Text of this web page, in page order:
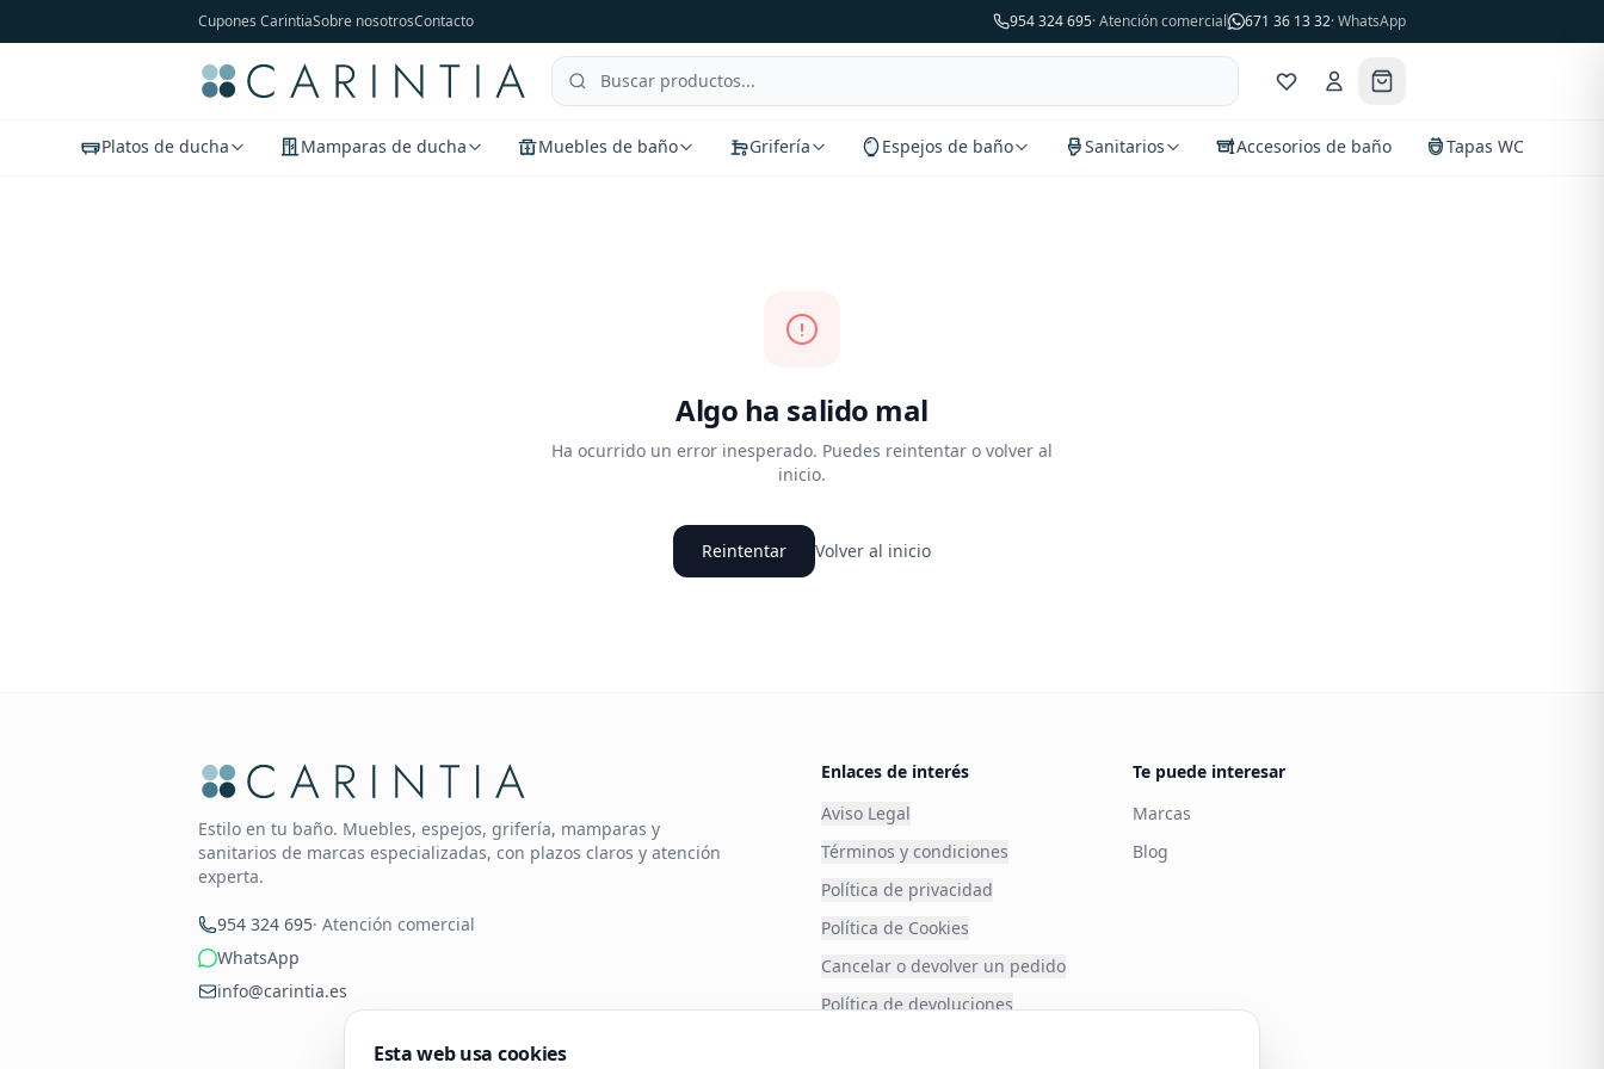
Cupones CarintiaSobre nosotrosContacto 954 324 695· Atención comercial 671 36 13 32· WhatsApp
Platos de ducha Mamparas de ducha Muebles de baño Grifería Espejos de baño Sanitarios Accesorios de baño Tapas WC
Algo ha salido mal
Ha ocurrido un error inesperado. Puedes reintentar o volver al
inicio.
Reintentar Volver al inicio
Estilo en tu baño. Muebles, espejos, grifería, mamparas y
sanitarios de marcas especializadas, con plazos claros y atención
experta.
954 324 695· Atención comercial
WhatsApp
info@carintia.es
Enlaces de interés
Aviso Legal
Términos y condiciones
Política de privacidad
Política de Cookies
Cancelar o devolver un pedido
Política de devoluciones
Te puede interesar
Marcas
Blog
Esta web usa cookies